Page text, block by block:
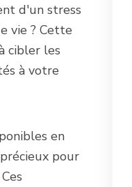
d'un stress
vie ? Cette
cibler les
à votre
en
pour